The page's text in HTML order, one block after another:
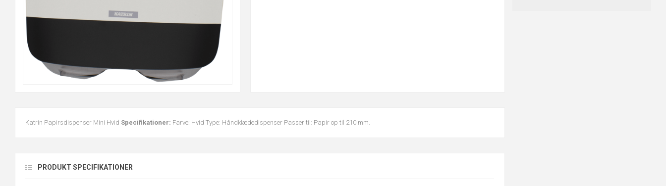
Katrin Papirsdispenser Mini Hvid Specifikationer: Farve: Hvid Type: Håndklædedispenser Passer til: Papir op til 210 mm.
PRODUKT SPECIFIKATIONER